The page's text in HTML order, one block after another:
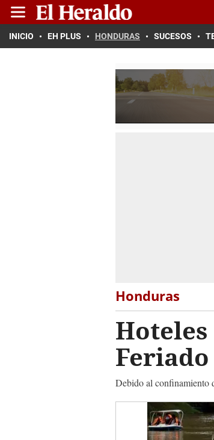
INICIO EH PLUS HONDURAS SUCESOS
Honduras
Debido al confinamiento